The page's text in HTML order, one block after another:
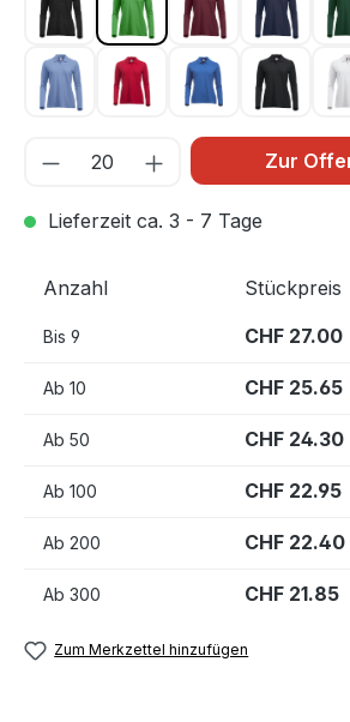
Anthrazit meliert 955
Apfelgrün 605Bordeaux 38Dunkel
Hellblau 57Rot 35 Royal Blau 55
Zur
Lieferzeit ca. 3 - 7 Tage
Anzahl Stückpreis
Bis 9 CHF 27.00
Ab 10 CHF 25.65
Ab 50 CHF 24.30
Ab 100 CHF 22.95
Ab 200 CHF 22.40
Ab 300 CHF 21.85
Zum Merkzettel hinzufügen